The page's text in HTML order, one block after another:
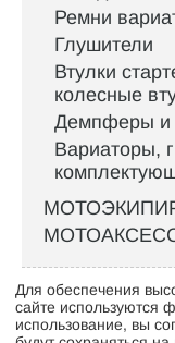
Ремни
Глушители
Втулки
колесные
Демпферы и
Вариаторы,
Интернет-магазин
Для обеспечения
сайте используются
использование, вы